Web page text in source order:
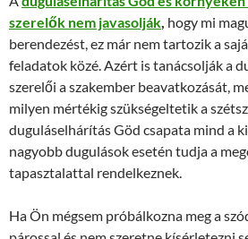
szerelők nem javasolják, hogy mi
berendezést, ez már nem tartozik a
feladatok közé. Azért is tanácsolják a
szerelői a szakember beavatkozását,
milyen mértékig szükségeltetik a
duguláselhárítás Göd csapata mind a
nagyobb dugulások esetén tudja a
tapasztalattal rendelkeznek.
Ha Ön mégsem próbálkozna meg a